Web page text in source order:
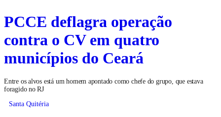
PCCE deflagra operação
contra o CV em quatro
municípios do Ceará
Entre os alvos está um homem apontado como chefe do grupo, que estava
foragido no RJ
Santa Quitéria